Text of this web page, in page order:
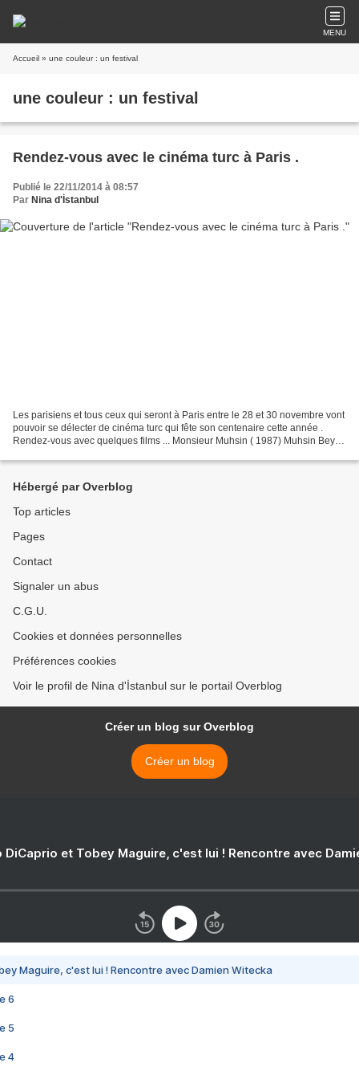
MENU
Accueil » une couleur : un festival
une couleur : un festival
Rendez-vous avec le cinéma turc à Paris .
Publié le 22/11/2014 à 08:57
Par Nina d'İstanbul
Les parisiens et tous ceux qui seront à Paris entre le 28 et 30 novembre vont
pouvoir se délecter de cinéma turc qui fête son centenaire cette année .
Rendez-vous avec quelques films ... Monsieur Muhsin ( 1987) Muhsin Bey
Hébergé par Overblog
Top articles
Pages
Contact
Signaler un abus
C.G.U.
Cookies et données personnelles
Préférences cookies
Voir le profil de Nina d'İstanbul sur le portail Overblog
Créer un blog sur Overblog
Créer un blog
DiCaprio et Tobey Maguire, c'est lui ! Rencontre avec
Maguire, c'est lui ! Rencontre avec Damien Witecka
6
5
4